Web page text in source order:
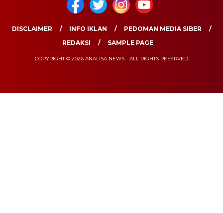
DISCLAIMER INFO IKLAN
PEDOMAN MEDIA SIBER
REDAKSI
SAMPLE PAGE
COPYRIGHT © 2026 ANALISA NEWS - ALL RIGHTS RESERVED